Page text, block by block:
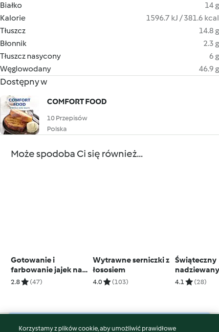
Białko
14 g
Kalorie
1596.7 kJ / 381.6 kcal
Tłuszcz
14.8 g
Błonnik
2.3 g
Tłuszcz nasycony
6 g
Węglowodany
46.9 g
Dostępny w
COMFORT FOOD
10 Przepisów
Polska
Może spodoba Ci się również...
Gotowanie i
farbowanie jajek na
zielono (zieloną
2.8 (47)
Wytrawne serniczki z
łososiem
4.0 (103)
Świąteczny
4.1 (28)
Korzystamy z plików cookie, aby umożliwić prawidłowe